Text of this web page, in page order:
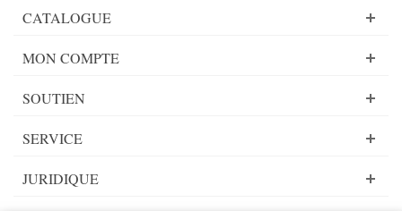
CATALOGUE
MON COMPTE
SOUTIEN
SERVICE
JURIDIQUE